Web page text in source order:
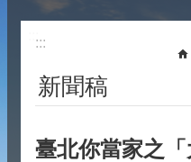
:::
新聞稿
臺北你當家之